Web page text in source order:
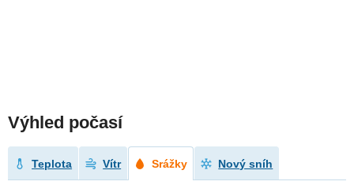
Výhled počasí
Teplota Vítr Srážky Nový sníh